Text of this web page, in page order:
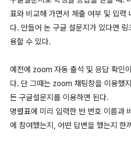
표와 비교해 가면서 제출 여부 및 입력
다. 만들어 논 구글 설문지가 있다면
용할 수 있다.
예전에 zoom 자동 출석 및 응답 확인
다. 단 그때는 zoom 채팅창을 이용했
든 구글설문지를 이용하면 된다.
명렬표에 미리 입력한 반 번호 이름과
에 참여했는지, 어떤 답변을 했는지 한